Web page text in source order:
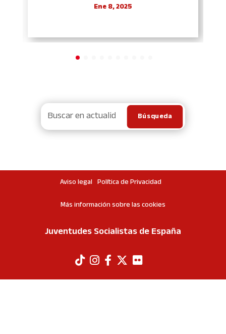
Ene 8, 2025
Aviso legal Política de Privacidad
Más información sobre las cookies
Juventudes Socialistas de España